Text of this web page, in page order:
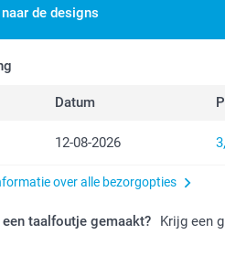
naar de designs
Datum
12-08-2026
over alle bezorgopties
een taalfoutje gemaakt? Krijg een